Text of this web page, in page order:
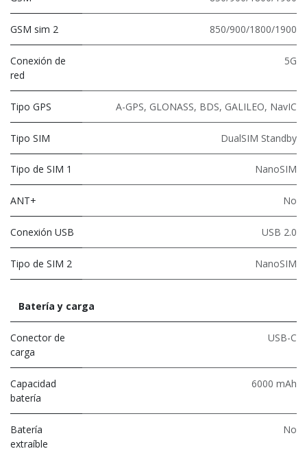
GSM sim 2 850/900/1800/1900
Conexión de
red
5G
Tipo GPS A-GPS, GLONASS, BDS, GALILEO, NavIC
Tipo SIM DualSIM Standby
Tipo de SIM 1 NanoSIM
ANT+ No
Conexión USB USB 2.0
Tipo de SIM 2 NanoSIM
Batería y carga
Conector de
carga
USB-C
Capacidad
batería
6000 mAh
Batería
extraíble
No